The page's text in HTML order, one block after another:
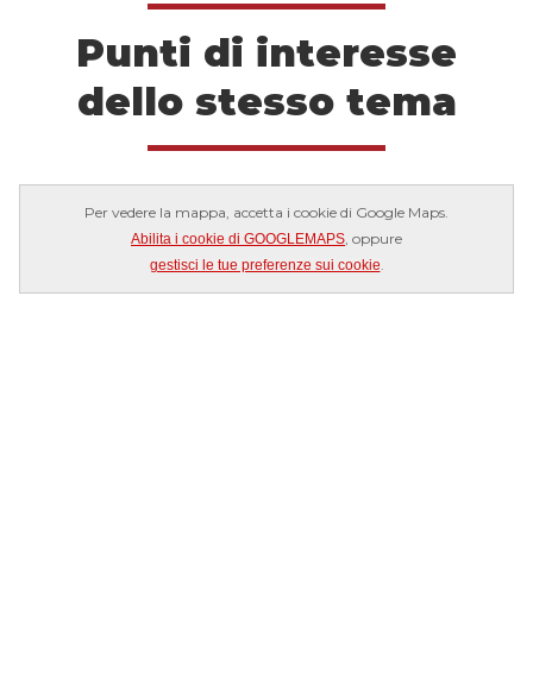
Punti di interesse
dello stesso tema
Per vedere la mappa, accetta i cookie di Google Maps.
Abilita i cookie di GOOGLEMAPS, oppure
gestisci le tue preferenze sui cookie.